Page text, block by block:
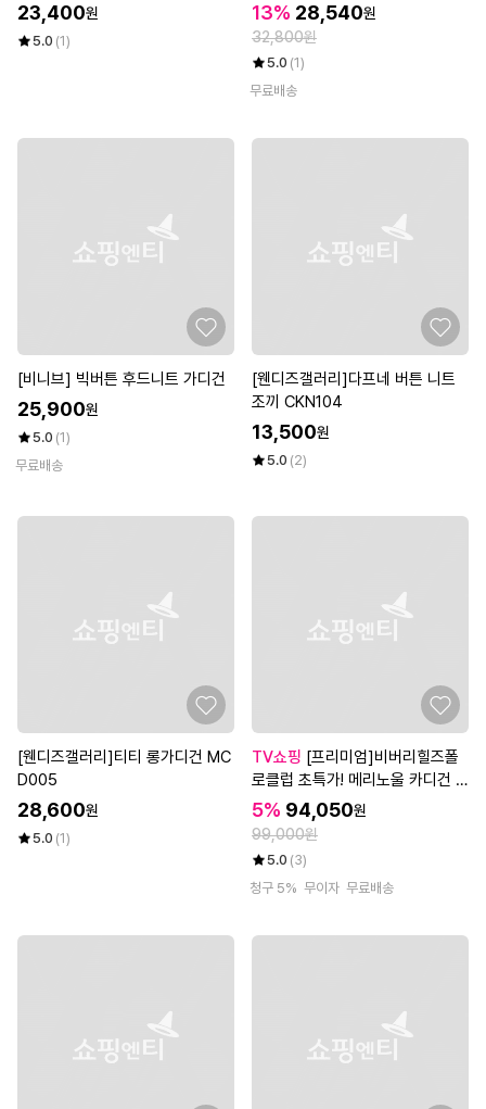
23,400원
5.0 (1)
13% 28,540원
32,800원
5.0 (1)
무료배송
[비니브] 빅버튼 후드니트 가디건
25,900원
5.0 (1)
무료배송
[웬디즈갤러리]다프네 버튼 니트
조끼 CKN104
13,500원
5.0 (2)
[웬디즈갤러리]티티 롱가디건 MC
D005
28,600원
5.0 (1)
TV쇼핑
로클럽 초특가! 메리노울 카디건 2
종, 여성
5% 94,050원
99,000원
5.0 (3)
청구 5% 무이자 무료배송